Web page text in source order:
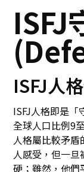
ISFJ
ISFJ人
ISFJ人格即是
全球人口比例9
人格屬比較矛
人感受，但一
硬；雖然，他們